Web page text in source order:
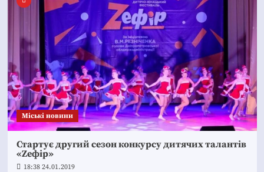
Mіські новини
Стартує другий сезон конкурсу дитячих талантів
«Zефір»
18:38 24.01.2019